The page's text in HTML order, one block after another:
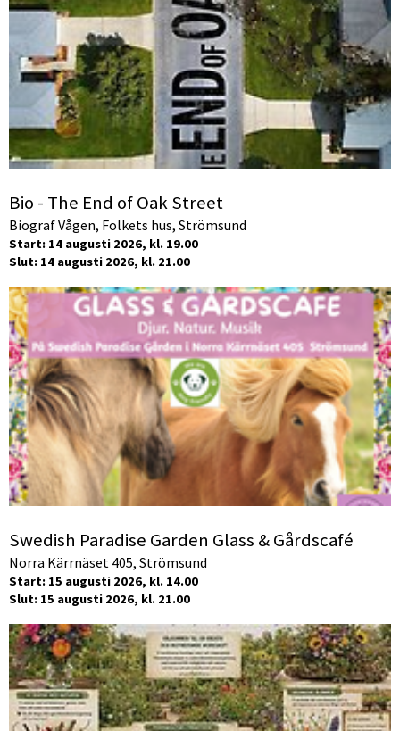
Bio - The End of Oak Street
Biograf Vågen, Folkets hus, Strömsund
Start: 14 augusti 2026, kl. 19.00
Slut: 14 augusti 2026, kl. 21.00
Swedish Paradise Garden Glass & Gårdscafé
Norra Kärrnäset 405, Strömsund
Start: 15 augusti 2026, kl. 14.00
Slut: 15 augusti 2026, kl. 21.00